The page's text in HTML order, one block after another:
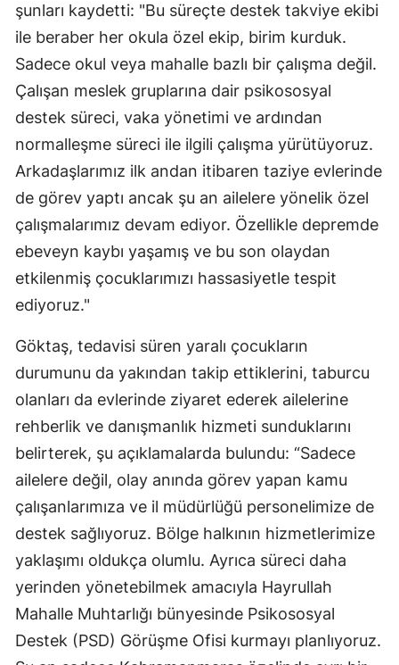
şunları kaydetti: "Bu süreçte destek takviye ekibi
ile beraber her okula özel ekip, birim kurduk.
Sadece okul veya mahalle bazlı bir çalışma değil.
Çalışan meslek gruplarına dair psikososyal
destek süreci, vaka yönetimi ve ardından
normalleşme süreci ile ilgili çalışma yürütüyoruz.
Arkadaşlarımız ilk andan itibaren taziye evlerinde
de görev yaptı ancak şu an ailelere yönelik özel
çalışmalarımız devam ediyor. Özellikle depremde
ebeveyn kaybı yaşamış ve bu son olaydan
etkilenmiş çocuklarımızı hassasiyetle tespit
ediyoruz."
Göktaş, tedavisi süren yaralı çocukların
durumunu da yakından takip ettiklerini, taburcu
olanları da evlerinde ziyaret ederek ailelerine
rehberlik ve danışmanlık hizmeti sunduklarını
belirterek, şu açıklamalarda bulundu: “Sadece
ailelere değil, olay anında görev yapan kamu
çalışanlarımıza ve il müdürlüğü personelimize de
destek sağlıyoruz. Bölge halkının hizmetlerimize
yaklaşımı oldukça olumlu. Ayrıca süreci daha
yerinden yönetebilmek amacıyla Hayrullah
Mahalle Muhtarlığı bünyesinde Psikososyal
Destek (PSD) Görüşme Ofisi kurmayı planlıyoruz.